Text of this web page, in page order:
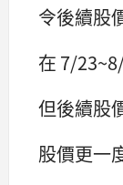
令後續股
在 7/
但後續股
股價更一